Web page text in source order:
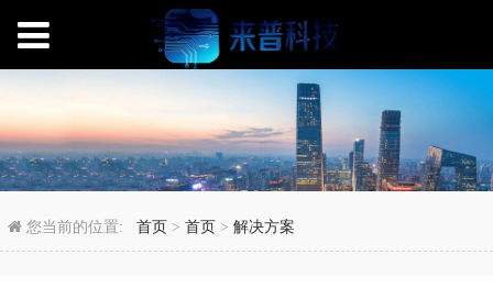
SQL Server 2008数据
您当前的位置:首页 >首页 >解决方案